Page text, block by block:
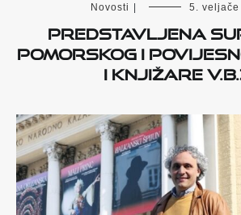
Novosti | 5. veljače
Predstavljena
Pomorskog i
i Knjižare